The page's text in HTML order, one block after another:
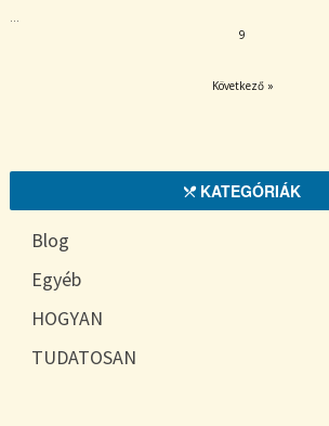
9
Következő »
KATEGÓRIÁK
Blog
Egyéb
HOGYAN
TUDATOSAN